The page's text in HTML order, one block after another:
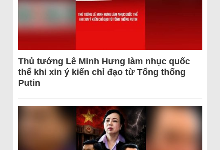
Thủ tướng Lê Minh Hưng làm nhục quốc
thể khi xin ý kiến chỉ đạo từ Tổng thống
Putin